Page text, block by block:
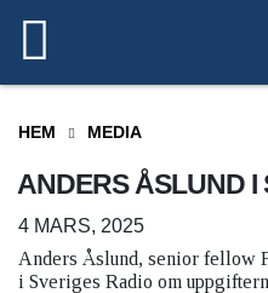
HEM MEDIA
ANDERS ÅSLUND I
4 MARS, 2025
Anders Åslund, senior fellow
i Sveriges Radio om